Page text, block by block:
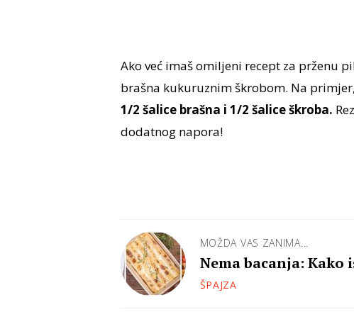
Ako već imaš omiljeni recept za prženu
brašna kukuruznim škrobom. Na primjer,
1/2 šalice brašna i 1/2 šalice škroba.
dodatnog napora!
MOŽDA VAS ZANIMA...
Nema bacanja:
ukusna jela?
ŠPAJZA